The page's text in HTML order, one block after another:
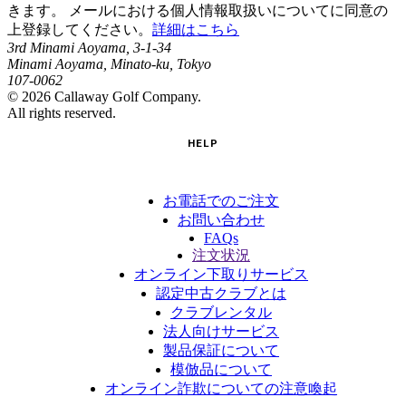
きます。 メールにおける個人情報取扱いについてに同意の
上登録してください。 詳細はこちら
3rd Minami Aoyama, 3-1-34
Minami Aoyama, Minato-ku, Tokyo
107-0062
© 2026 Callaway Golf Company.
All rights reserved.
HELP
お電話でのご注文
お問い合わせ
FAQs
注文状況
オンライン下取りサービス
認定中古クラブとは
クラブレンタル
法人向けサービス
製品保証について
模倣品について
オンライン詐欺についての注意喚起